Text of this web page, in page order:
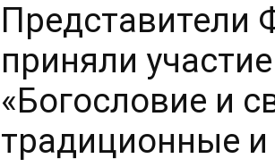
Представители
приняли
«Богословие и
традиционные